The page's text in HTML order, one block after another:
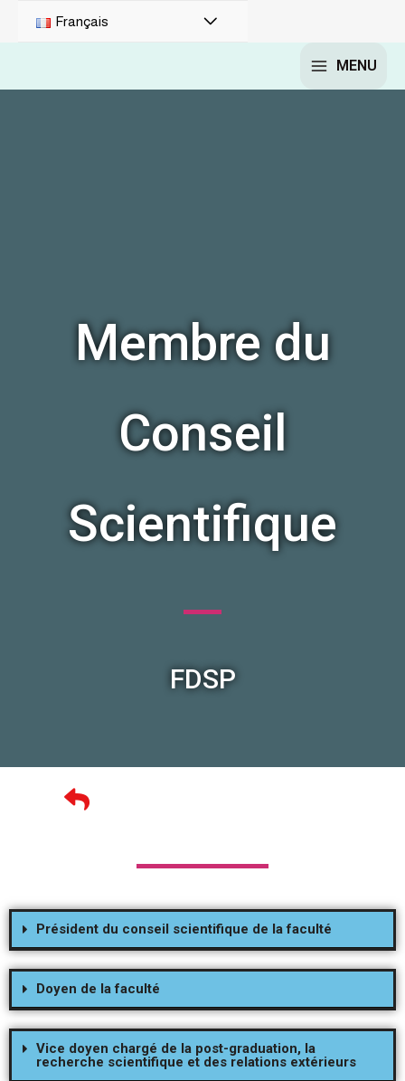
Français
MENU
Membre du
Conseil
Scientifique
FDSP
Président du conseil scientifique de la faculté
Doyen de la faculté
Vice doyen chargé de la post-graduation, la
recherche scientifique et des relations extérieurs